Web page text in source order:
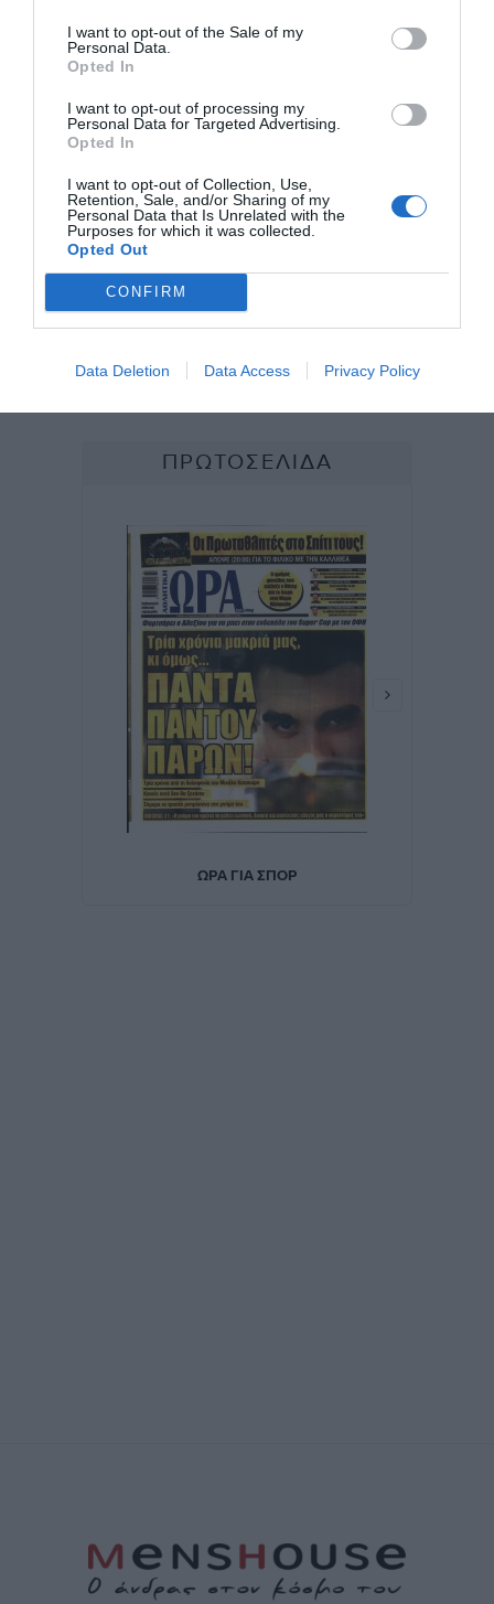
I want to opt-out of the Sale of my
Personal Data.
Opted In
I want to opt-out of processing my
Personal Data for Targeted Advertising.
Opted In
I want to opt-out of Collection, Use,
Retention, Sale, and/or Sharing of my
Personal Data that Is Unrelated with the
Purposes for which it was collected.
Opted Out
CONFIRM
Data Deletion Data Access Privacy Policy